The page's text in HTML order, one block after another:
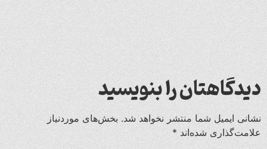
دیدگاهتان را بنویسید
نشانی ایمیل شما منتشر نخواهد شد. بخش‌های موردنیاز
علامت‌گذاری شده‌اند *